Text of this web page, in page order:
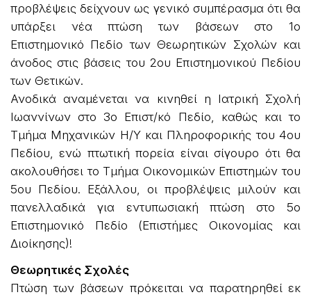
προβλέψεις δείχνουν ως γενικό συμπέρασμα ότι θα
υπάρξει νέα πτώση των βάσεων στο 1ο
Επιστημονικό Πεδίο των Θεωρητικών Σχολών και
άνοδος στις βάσεις του 2ου Επιστημονικού Πεδίου
των Θετικών.
Ανοδικά αναμένεται να κινηθεί η Ιατρική Σχολή
Ιωαννίνων στο 3ο Επιστ/κό Πεδίο, καθώς και το
Τμήμα Μηχανικών Η/Υ και Πληροφορικής του 4ου
Πεδίου, ενώ πτωτική πορεία είναι σίγουρο ότι θα
ακολουθήσει το Τμήμα Οικονομικών Επιστημών του
5ου Πεδίου. Εξάλλου, οι προβλέψεις μιλούν και
πανελλαδικά για εντυπωσιακή πτώση στο 5ο
Επιστημονικό Πεδίο (Επιστήμες Οικονομίας και
Διοίκησης)!
Θεωρητικές Σχολές
Πτώση των βάσεων πρόκειται να παρατηρηθεί εκ